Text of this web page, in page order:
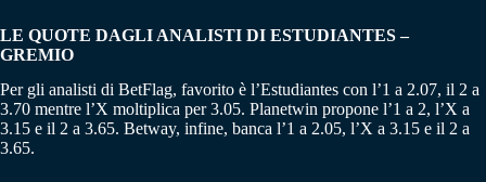
LE QUOTE DAGLI ANALISTI DI ESTUDIANTES –
GREMIO
Per gli analisti di BetFlag, favorito è l’Estudiantes con l’1 a 2.07, il 2 a
3.70 mentre l’X moltiplica per 3.05. Planetwin propone l’1 a 2, l’X a
3.15 e il 2 a 3.65. Betway, infine, banca l’1 a 2.05, l’X a 3.15 e il 2 a
3.65.